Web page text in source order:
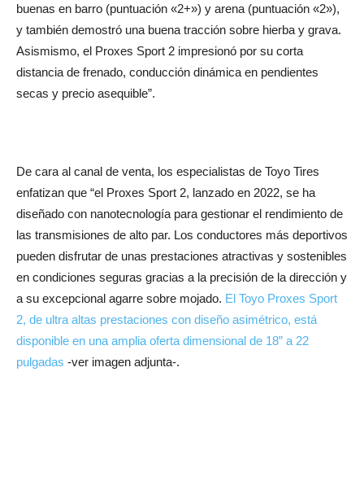
buenas en barro (puntuación «2+») y arena (puntuación «2»),
y también demostró una buena tracción sobre hierba y grava.
Asismismo, el Proxes Sport 2 impresionó por su corta
distancia de frenado, conducción dinámica en pendientes
secas y precio asequible”.
De cara al canal de venta, los especialistas de Toyo Tires
enfatizan que “el Proxes Sport 2, lanzado en 2022, se ha
diseñado con nanotecnología para gestionar el rendimiento de
las transmisiones de alto par. Los conductores más deportivos
pueden disfrutar de unas prestaciones atractivas y sostenibles
en condiciones seguras gracias a la precisión de la dirección y
a su excepcional agarre sobre mojado. El Toyo Proxes Sport
2, de ultra altas prestaciones con diseño asimétrico, está
disponible en una amplia oferta dimensional de 18” a 22
pulgadas -ver imagen adjunta-.